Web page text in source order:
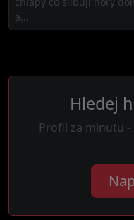
a...
Hledej
Profil za minutu